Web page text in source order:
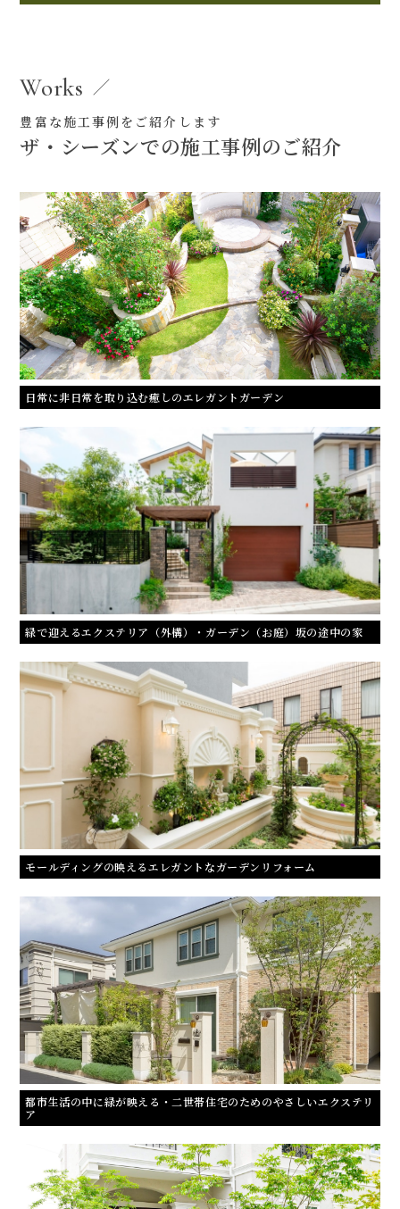
Works
豊富な施工事例をご紹介します
ザ・シーズンでの施工事例のご紹介
日常に非日常を取り込む癒しのエレガントガーデン
緑で迎えるエクステリア（外構）・ガーデン（お庭）坂の途中の家
モールディングの映えるエレガントなガーデンリフォーム
都市生活の中に緑が映える・二世帯住宅のためのやさしいエクステリ
ア